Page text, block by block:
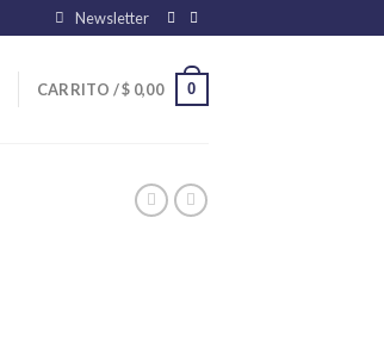
Newsletter
CARRITO /$ 0,00 0